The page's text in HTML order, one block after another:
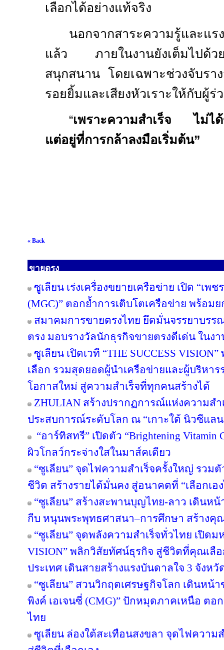
เลือกได้อย่างแท้จริง
นอกจากสาระความรู้และแร
แล้ว ภายในงานยังเต็มไปด้วย
สนุกสนาน โดยเฉพาะช่วงจับราง
รอยยิ้มและเสียงหัวเราะให้กับผู้ร่
“เพราะความสำเร็จ ไม่ไ
แต่อยู่ที่การกล้าลงมือเริ่มต้น”
« Back
ขายตรง
ซูเลียน เร่งเครื่องขยายเครือข่าย เปิด “เพ
(MGC)” ตอกย้ำการเติบโตเครือข่าย พร้อ
สมาคมการขายตรงไทย ยึดมั่นจรรยาบรร
ตรง มอบรางวัลนักธุรกิจขายตรงดีเด่น ในงา
ซูเลียน เปิดเวที “THE SUCCESS
เลือก รวมสุดยอดผู้นำเครือข่ายและผู้บริหา
โอกาสใหม่ สู่ความสำเร็จที่ทุกคนสร้างได้
ZHULIAN สร้างปรากฏการณ์แห่งความสำ
ประสบการณ์ระดับโลก ณ “เกาะใต้ นิวซีแล
“อาร์ทิสทรี” เปิดตัว “Brightening Vitamin
ผิวโกลว์กระจ่างใสในมาส์คเดียว
“ซูเลียน” จุดไฟความสำเร็จครั้งใหญ่ รว
ชีวิต สร้างรายได้มั่นคง สู่อนาคตที่ “เลือกเอ
“ซูเลียน” สร้างสะพานบุญไทย-ลาว เดินห
กีบ หนุนพระพุทธศาสนา–การศึกษา สร้างคุ
“ซูเลียน” จุดพลังความสำเร็จทั่วไทย เปิดม
VISION” พลิกวิสัยทัศน์ธุรกิจ สู่ชีวิตที่คุณเลื
ประเทศ เดินสายสร้างแรงบันดาลใจ 3 จังห
“ซูเลียน” สวนวิกฤตเศรษฐกิจโลก เดินหน้
พิงค์ เอเจนซี่ (CMG)” ปักหมุดภาคเหนือ ตอ
ไทย
ซูเลียน ล่องใต้สะเทือนสงขลา จุดไฟความ